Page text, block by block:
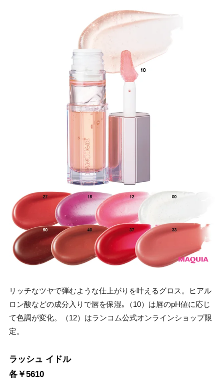
リッチなツヤで弾むような仕上がりを叶えるグロス。ヒアル
ロン酸などの成分入りで唇を保湿｡（10）は唇のpH値に応じ
て色調が変化。（12）はランコム公式オンラインショップ限
定。
ラッシュ イドル
各￥5610